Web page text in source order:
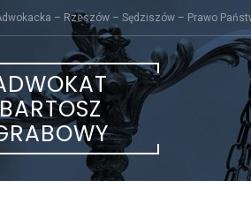
– Rzeszów – Sędziszów – Prawo